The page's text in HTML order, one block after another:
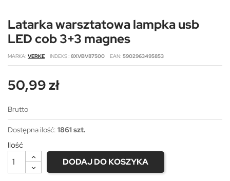
Latarka warsztatowa lampka usb
LED cob 3+3 magnes
MARKA VERKE INDEKS 8XVBV87500 EAN 5902963495853
50,99 zł
Brutto
Dostępna ilość: 1861 szt.
Ilość
DODAJ DO KOSZYKA